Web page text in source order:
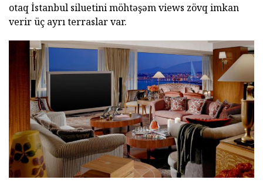
otaq İstanbul siluetini möhtəşəm views zövq imkan
verir üç ayrı terraslar var.